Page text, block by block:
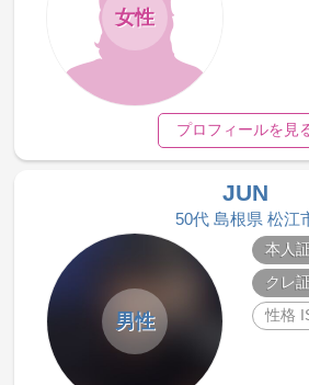
女性
プロフィールを見
JUN
50代 島根県 松江
男性
本人証
クレ証
性格